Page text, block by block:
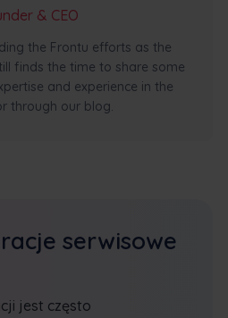
& CEO
the Frontu efforts as the
finds the time to share some
and experience in the
through our blog.
serwisowe
jest często